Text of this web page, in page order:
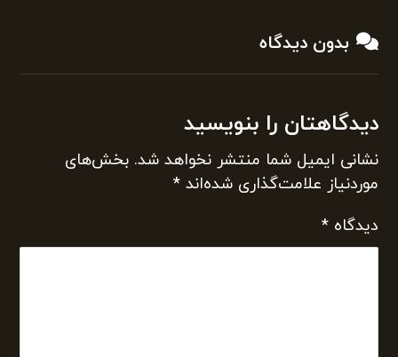
بدون دیدگاه
دیدگاهتان را بنویسید
نشانی ایمیل شما منتشر نخواهد شد. بخش‌های
موردنیاز علامت‌گذاری شده‌اند*
دیدگاه*